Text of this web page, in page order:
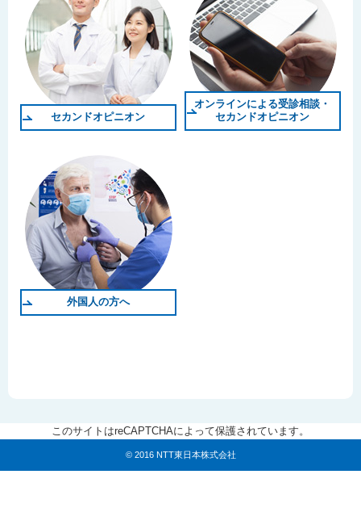
セカンドオピニオン
オンラインによる受診相談・
セカンドオピニオン
外国人の方へ
このサイトはreCAPTCHAによって保護されています。
© 2016 NTT東日本株式会社